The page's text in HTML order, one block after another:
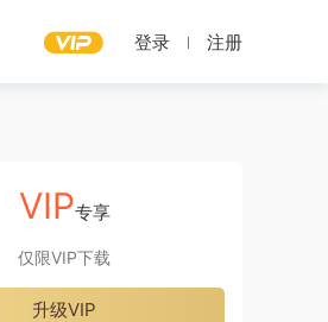
登录 注册
VIP专享
仅限VIP下载
升级VIP